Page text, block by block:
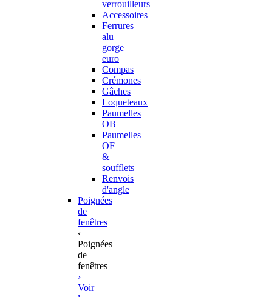
verrouilleurs
Accessoires
Ferrures
alu
gorge
euro
Compas
Crémones
Gâches
Loqueteaux
Paumelles
OB
Paumelles
OF
&
soufflets
Renvois
d'angle
Poignées
de
fenêtres
‹
Poignées
de
fenêtres
›
Voir